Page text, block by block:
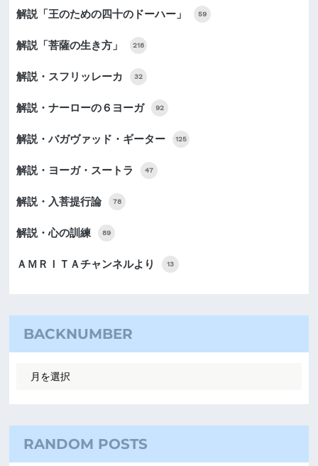
解説「王のための四十のドーハー」 59
解説「菩薩の生き方」 218
解説・スフリッレーカ 32
解説・ナーローの６ヨーガ 92
解説・バガヴァッド・ギーター 125
解説・ヨーガ・スートラ 47
解説・入菩提行論 78
解説・心の訓練 89
ＡＭＲＩＴＡチャンネルより 13
BACKNUMBER
RANDOM POSTS